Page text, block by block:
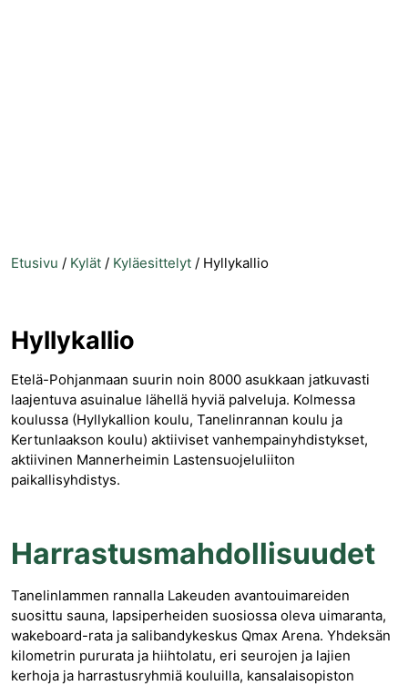
Etusivu / Kylät / Kyläesittelyt / Hyllykallio
Hyllykallio
Etelä-Pohjanmaan suurin noin 8000 asukkaan jatkuvasti
laajentuva asuinalue lähellä hyviä palveluja. Kolmessa
koulussa (Hyllykallion koulu, Tanelinrannan koulu ja
Kertunlaakson koulu) aktiiviset vanhempainyhdistykset,
aktiivinen Mannerheimin Lastensuojeluliiton
paikallisyhdistys.
Harrastusmahdollisuudet
Tanelinlammen rannalla Lakeuden avantouimareiden
suosittu sauna, lapsiperheiden suosiossa oleva uimaranta,
wakeboard-rata ja salibandykeskus Qmax Arena. Yhdeksän
kilometrin pururata ja hiihtolatu, eri seurojen ja lajien
kerhoja ja harrastusryhmiä kouluilla, kansalaisopiston